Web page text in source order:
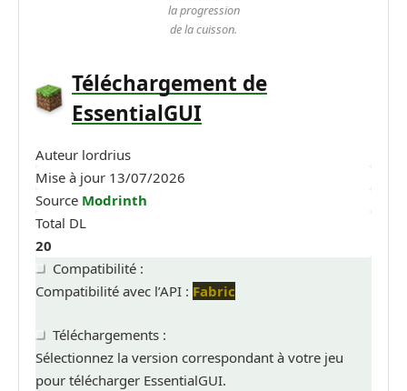
la progression
de la cuisson.
Téléchargement de
EssentialGUI
Auteur lordrius
Mise à jour 13/07/2026
Source Modrinth
Total DL
20
Compatibilité :
Compatibilité avec l’API : Fabric
Téléchargements :
Sélectionnez la version correspondant à votre jeu
pour télécharger EssentialGUI.